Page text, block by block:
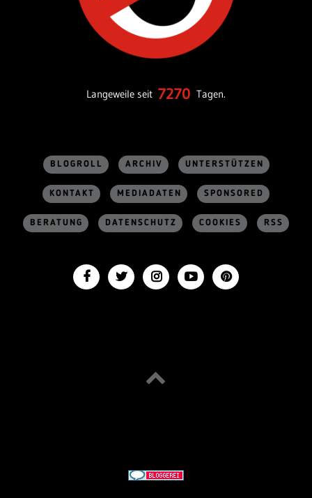
Langeweile seit 7270 Tagen.
BLOGROLL ARCHIV UNTERSTÜTZEN
KONTAKT MEDIADATEN SPONSORED
BERATUNG DATENSCHUTZ COOKIES RSS